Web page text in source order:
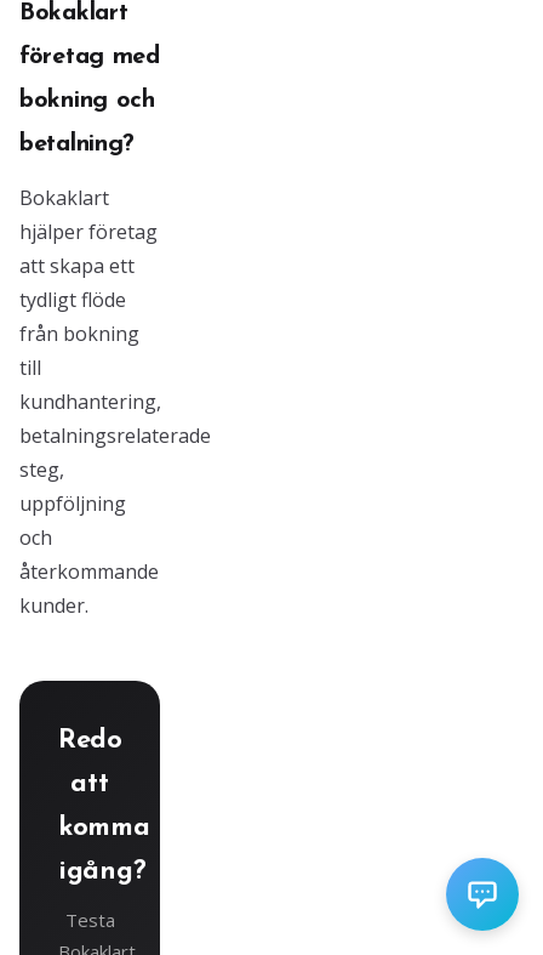
Bokaklart
företag med
bokning och
betalning?
Bokaklart
hjälper företag
att skapa ett
tydligt flöde
från bokning
till
kundhantering,
betalningsrelaterade
steg,
uppföljning
och
återkommande
kunder.
Redo
att
komma
igång?
Testa